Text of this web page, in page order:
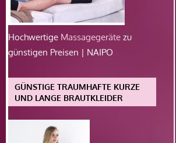
Hochwertige Massagegeräte zu
günstigen Preisen | NAIPO
GÜNSTIGE TRAUMHAFTE KURZE
UND LANGE BRAUTKLEIDER